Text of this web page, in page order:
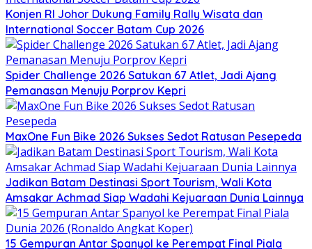
Konjen RI Johor Dukung Family Rally Wisata dan
International Soccer Batam Cup 2026
Spider Challenge 2026 Satukan 67 Atlet, Jadi Ajang
Pemanasan Menuju Porprov Kepri
MaxOne Fun Bike 2026 Sukses Sedot Ratusan Pesepeda
Jadikan Batam Destinasi Sport Tourism, Wali Kota
Amsakar Achmad Siap Wadahi Kejuaraan Dunia Lainnya
15 Gempuran Antar Spanyol ke Perempat Final Piala